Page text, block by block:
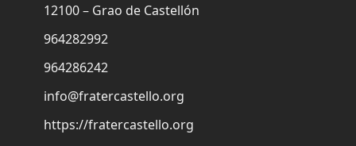
12100 – Grao de Castellón
964282992
964286242
info@fratercastello.org
https://fratercastello.org